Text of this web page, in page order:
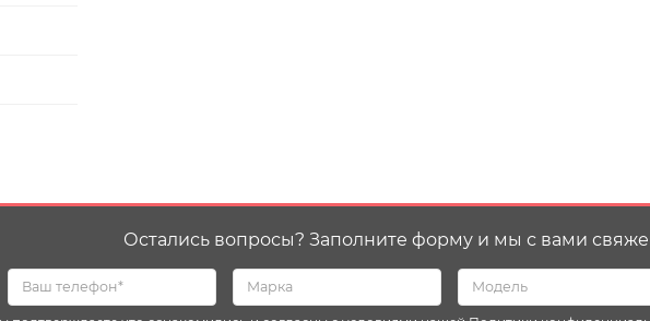
Остались вопросы? Заполните форму и мы с вами